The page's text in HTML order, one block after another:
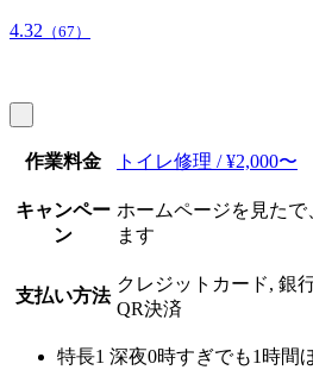
4.32 （67）
作業料金 トイレ修理 / ¥2,000〜
キャンペー
ン
ホームページを見たで
ます
支払い方法
クレジットカード, 銀
QR決済
特長1 深夜0時すぎでも1時間